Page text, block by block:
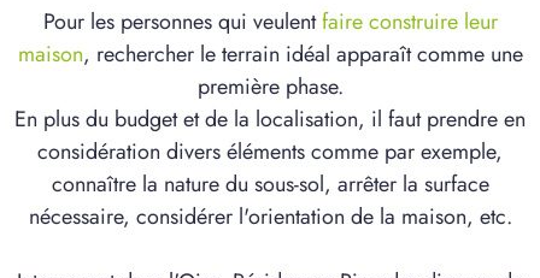
Pour les personnes qui veulentfaire construire leur
maison, rechercher le terrain idéal apparaît comme une
première phase.
En plus du budget et de la localisation, il faut prendre en
considération divers éléments comme par exemple,
connaître la nature du sous-sol, arrêter la surface
nécessaire, considérer l'orientation de la maison, etc.